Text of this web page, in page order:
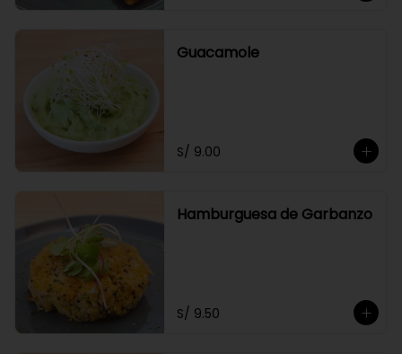
Guacamole
S/ 9.00
Hamburguesa de Garbanzo
S/ 9.50